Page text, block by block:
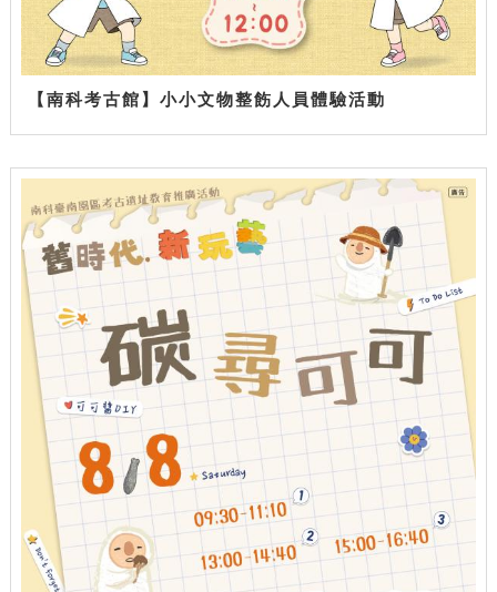
【南科考古館】小小文物整飭人員體驗活動